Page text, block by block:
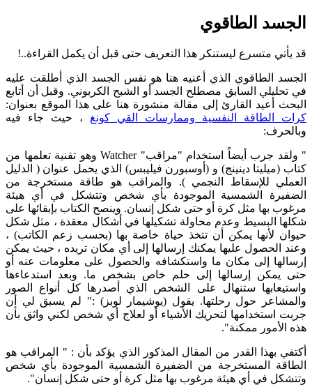
الجسد الطاقوي
قد يأتي متسرع ليستنكر هذا التعريف حتى قبل أن يكمل القراءة..!
الجسد الطاقوي الذي أعنيه هنا هو نفس الجسد الذي أطلقت عليه
في تحليلي السابق مصطلح الجسد أو الشبح الكربوني. وقبل أن أتابع
البحث أعيد القارئ إلى مقالة منشورة هنا على هذا الموقع بعنوان:
كرات الطاقة النفسية وممارسات القي كونغ ، حيث جاء فيه
وبالحرف:
" ولقد جرب أيضاً استخدام "مراقب" Watcher وهو تقنية تعلمها من
كتاب (ميليتا دينينج) و (أوسبورن فيليبس) الذي يحمل عنوان ( الدليل
العملي للإسقاط النجمي ). والمراقب هو طاقة مستخرجة من
الضفيرة الشمسية الموجودة بأي شخص وتتشكل في أي هيئة
مرغوب بها مثل كرة أو حتى شكل إنسان. وينصح الكتاب بإبقائها على
شكلها البسيط وعدم محاولة تشكيلها في أشكال معقدة ، مثل شكل
حيوان لأنها يمكن أن تتخذ حياة خاصة بها (بحسب زعم الكاتب) ،
وعند الحصول عليها يمكنك إرسالها إلى أي مكان تريده ، حيث يمكن
إرسالها إلى مكان ما واستكشافه والحصول على معلومات عنه أو
حتى يمكن إرسالها إلى حلم خاص بشخص ما. وبعد استدعاءها
واستيعابها ستنهال على الشخص الذي أصدرها كل أنواع الصور
والمشاعر حول رحلتها. يقول (يوشيمار لوبز) :" لم يسبق لي أن
جربت استخدامها لتحريك الأشياء أو لعلاج أي شخص لكني واثق بأن
هذه الأمور ممكنة".
أكتفي بهذا القدر من المقال المذكور الذي يؤكد بأن : " المراقب هو
الطاقة المستخرجة من الضفيرة الشمسية الموجودة بأي شخص
وتتشكل في أي هيئة مرغوب بها مثل كرة أو حتى شكل إنسان".